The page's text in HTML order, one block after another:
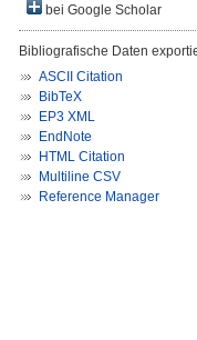
bei Google Scholar
Bibliografische Daten
ASCII Citation
BibTeX
EP3 XML
EndNote
HTML Citation
Multiline CSV
Reference Manager